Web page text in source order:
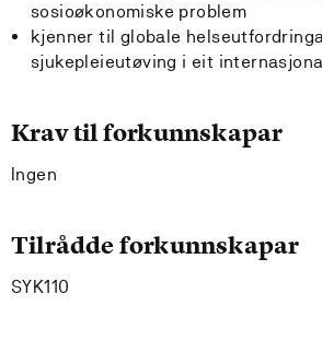
sosioøkonomiske problem
kjenner til globale
sjukepleieutøving i eit
Krav til forkunnskapar
Ingen
Tilrådde forkunnskapar
SYK110